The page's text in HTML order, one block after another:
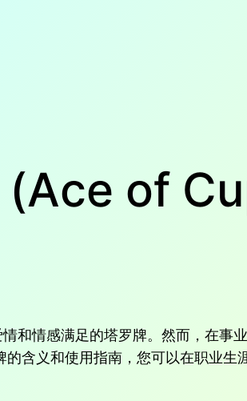
of
和情感满足的塔罗牌。然而，在事
含义和使用指南，您可以在职业生